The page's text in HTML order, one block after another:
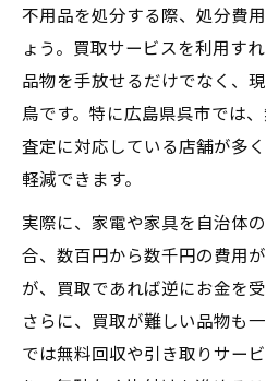
不用品を処分する際、処分費
ょう。買取サービスを利用す
品物を手放せるだけでなく、
鳥です。特に広島県呉市では
査定に対応している店舗が多
軽減できます。
実際に、家電や家具を自治体
合、数百円から数千円の費用
が、買取であれば逆にお金を
さらに、買取が難しい品物も
では無料回収や引き取りサー